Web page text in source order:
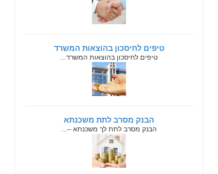
טיפים לחיסכון בהוצאות המשרד
טיפים לחיסכון בהוצאות המשרד...
הבנק מסרב לתת משכנתא
הבנק מסרב לתת לך משכנתא –...